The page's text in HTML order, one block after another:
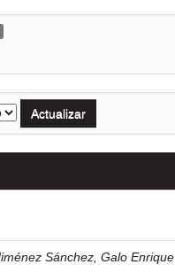
Sánchez, Galo Enrique